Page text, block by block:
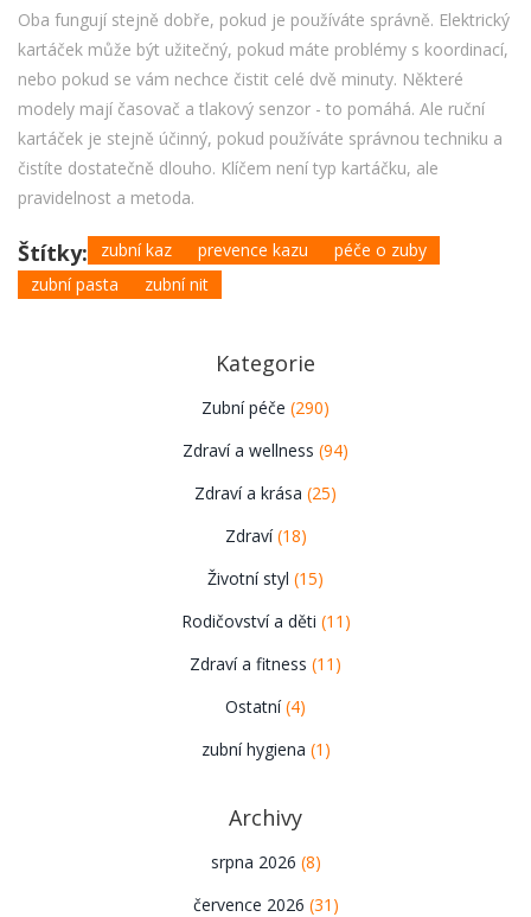
Oba fungují stejně dobře, pokud je používáte správně. Elektrický
kartáček může být užitečný, pokud máte problémy s koordinací,
nebo pokud se vám nechce čistit celé dvě minuty. Některé
modely mají časovač a tlakový senzor - to pomáhá. Ale ruční
kartáček je stejně účinný, pokud používáte správnou techniku a
čistíte dostatečně dlouho. Klíčem není typ kartáčku, ale
pravidelnost a metoda.
Štítky: zubní kaz prevence kazu
péče o zuby
zubní pasta
zubní nit
Kategorie
Zubní péče (290)
Zdraví a wellness (94)
Zdraví a krása (25)
Zdraví(18)
Životní styl (15)
Rodičovství a děti (11)
Zdraví a fitness (11)
Ostatní(4)
zubní hygiena (1)
Archivy
srpna 2026 (8)
července 2026 (31)